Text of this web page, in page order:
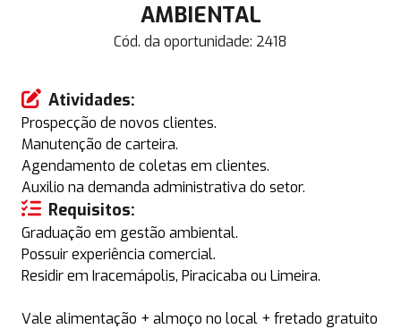
AMBIENTAL
Cód. da oportunidade: 2418
Atividades:
Prospecção de novos clientes.
Manutenção de carteira.
Agendamento de coletas em clientes.
Auxilio na demanda administrativa do setor.
Requisitos:
Graduação em gestão ambiental.
Possuir experiência comercial.
Residir em Iracemápolis, Piracicaba ou Limeira.
Vale alimentação + almoço no local + fretado gratuito